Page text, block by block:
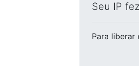
Seu IP
Para liberar